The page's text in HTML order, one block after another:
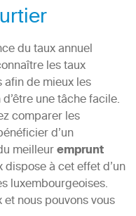
du taux annuel
les taux
de mieux les
une tâche facile.
comparer les
d’un
meilleuremprunt
dispose à cet effet d’un
luxembourgeoises.
nous pouvons vous